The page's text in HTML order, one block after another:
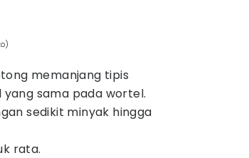
memanjang tipis
yang sama pada wortel.
sedikit minyak hingga
rata.